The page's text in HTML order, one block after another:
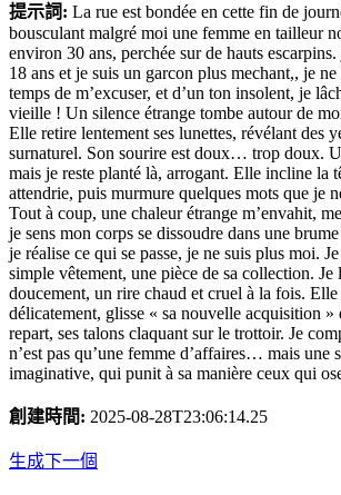
提示詞: La rue est bondée en cette fin de
bousculant malgré moi une femme en tailleur
environ 30 ans, perchée sur de hauts
18 ans et je suis un garcon plus mechant,, je
temps de m’excuser, et d’un ton insolent, je
vieille ! Un silence étrange tombe autour de
Elle retire lentement ses lunettes, révélant des
surnaturel. Son sourire est doux… trop doux.
mais je reste planté là, arrogant. Elle incline la
attendrie, puis murmure quelques mots que je
Tout à coup, une chaleur étrange m’envahit,
je sens mon corps se dissoudre dans une
je réalise ce qui se passe, je ne suis plus moi.
simple vêtement, une pièce de sa collection. Je
doucement, un rire chaud et cruel à la fois. Elle
délicatement, glisse « sa nouvelle acquisition »
repart, ses talons claquant sur le trottoir. Je
n’est pas qu’une femme d’affaires… mais une
imaginative, qui punit à sa manière ceux qui
創建時間: 2025-08-28T23:06:14.25
生成下一個